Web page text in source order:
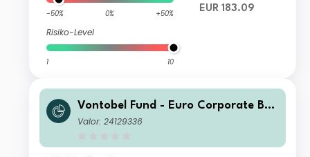
-50% 0% +50%
Risiko-Level
1 10
EUR 183.09
Vontobel Fund - Euro Corporate Bon
d HI (hedged) USD Cap
Valor: 24129336